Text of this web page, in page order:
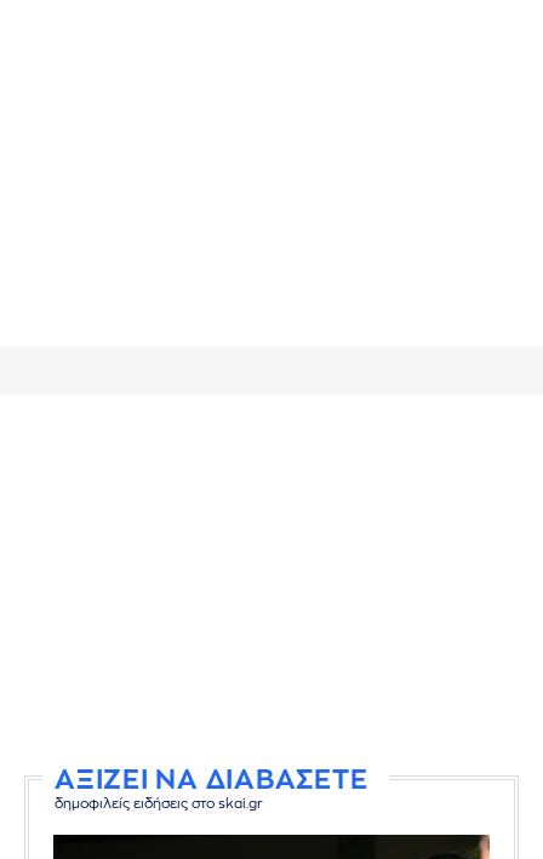
ΑΞΙΖΕΙ ΝΑ ΔΙΑΒΑΣΕΤΕ
δημοφιλείς ειδήσεις στο skai.gr